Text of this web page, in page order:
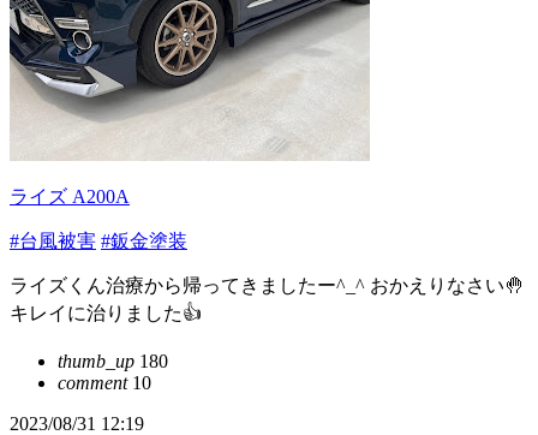
ライズ A200A
#台風被害 #鈑金塗装
ライズくん治療から帰ってきましたー^_^ おかえりなさい🤚
キレイに治りました👍
thumb_up 180
comment10
2023/08/31 12:19